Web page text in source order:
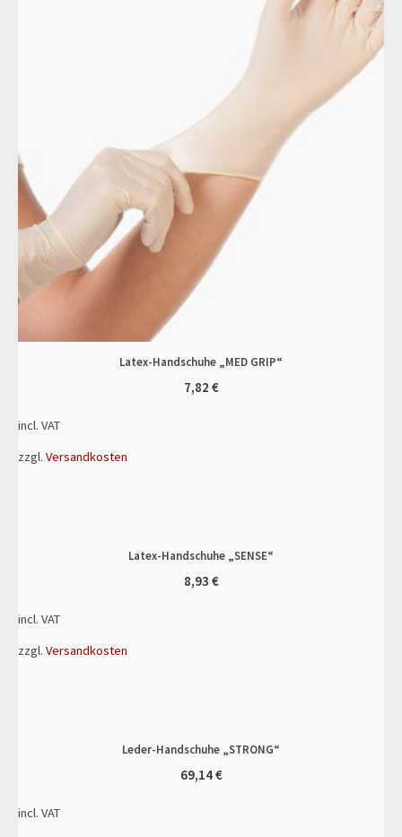
Latex-Handschuhe „MED GRIP“
7,82 €
incl. VAT
zzgl. Versandkosten
Latex-Handschuhe „SENSE“
8,93 €
incl. VAT
zzgl. Versandkosten
Leder-Handschuhe „STRONG“
69,14€
incl. VAT